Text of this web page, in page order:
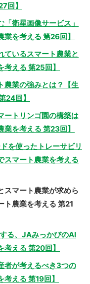
回】
衛星画像サービス」
を考える 第26回】
ているスマート農業と
える 第25回】
農業の強みとは？【生
24回】
ートリンゴ園の構築は
を考える 第23回】
を使ったトレーサビリ
スマート農業を考える
スマート農業が求めら
ト農業を考える 第21
る、JAみっかびのAI
える 第20回】
者が考えるべき3つの
える 第19回】